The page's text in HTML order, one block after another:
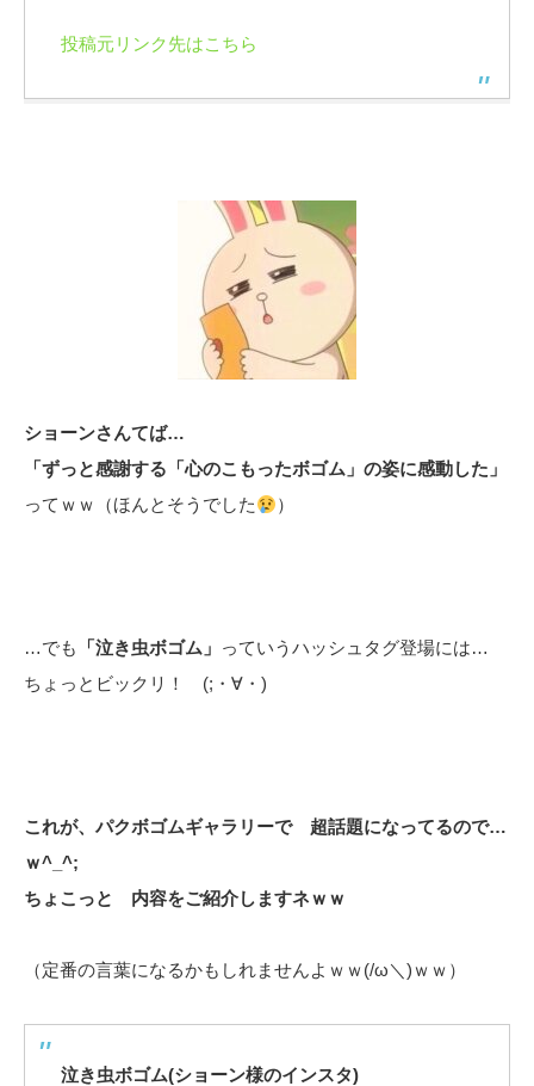
投稿元リンク先はこちら
ショーンさんてば…
「ずっと感謝する「心のこもったボゴム」の姿に感動した」
ってｗｗ（ほんとそうでした
）
…でも 「泣き虫ボゴム」 っていうハッシュタグ登場には…
ちょっとビックリ！ (;・∀・)
これが、パクボゴムギャラリーで 超話題になってるので…
ｗ^_^;
ちょこっと 内容をご紹介しますネｗｗ
（定番の言葉になるかもしれませんよｗｗ(/ω＼)ｗｗ）
泣き虫ボゴム(ショーン様のインスタ)